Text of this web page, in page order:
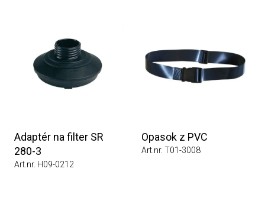
Adaptér na filter SR
280-3
Art.nr. H09-0212
Opasok z PVC
Art.nr. T01-3008